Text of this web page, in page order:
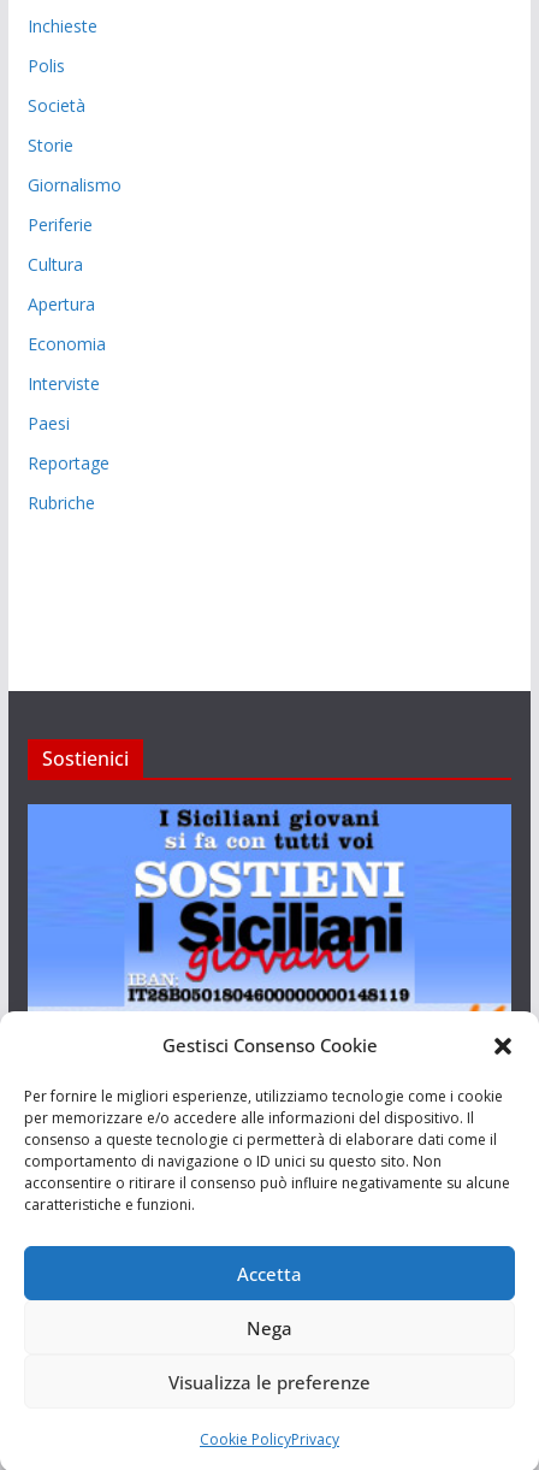
Gestisci Consenso Cookie
Per fornire le migliori esperienze, utilizziamo tecnologie come i cookie
per memorizzare e/o accedere alle informazioni del dispositivo. Il
consenso a queste tecnologie ci permetterà di elaborare dati come il
comportamento di navigazione o ID unici su questo sito. Non
acconsentire o ritirare il consenso può influire negativamente su alcune
caratteristiche e funzioni.
Accetta
Nega
Visualizza le preferenze
Cookie PolicyPrivacy
Inchieste
Polis
Società
Storie
Giornalismo
Periferie
Cultura
Apertura
Economia
Interviste
Paesi
Reportage
Rubriche
Sostienici
Aut. del tribunale di Catania n.23/2011 del 20/09/2011 Dir.
Resp. Riccardo Orioles.
Associazione Culturale I Siciliani Giovani
via Randazzo 27 Catania
I Siciliani Giovani. Tutti i diritti riservati.